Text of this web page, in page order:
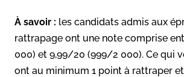
À savoir : les candidats admis aux
rattrapage ont une note comprise
000) et 9,99/20 (999/2 000). Ce qui
ont au minimum 1 point à rattraper